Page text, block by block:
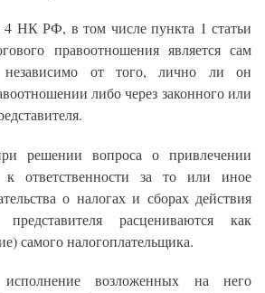
НК РФ, в том числе пункта 1 статьи
правоотношения является сам
независимо от того, лично ли он
либо через законного или
решении вопроса о привлечении
к ответственности за то или иное
о налогах и сборах действия
расцениваются как
самого налогоплательщика.
возложенных на него